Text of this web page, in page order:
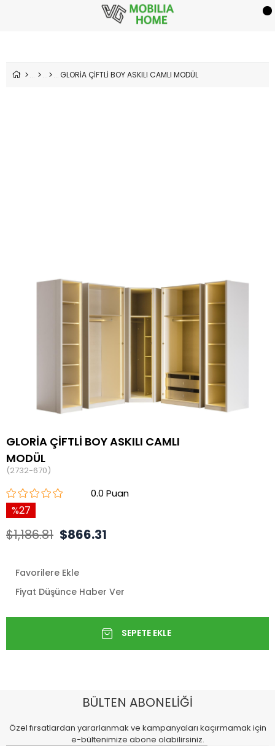
GLORİA ÇİFTLİ BOY ASKILI CAMLI MODÜL
GLORİA ÇİFTLİ BOY ASKILI CAMLI
MODÜL
(2732-670)
0.0
27
$1,186.81 $866.31
Favorilere Ekle
Fiyat Düşünce Haber Ver
BÜLTEN ABONELİĞİ
Özel fırsatlardan yararlanmak ve kampanyaları kaçırmamak için
e-bültenimize abone olabilirsiniz.